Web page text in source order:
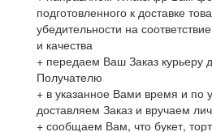
подготовленного к доставке
убедительности на
и качества
+ передаем Ваш Заказ курьеру
Получателю
+ в указанное Вами время и по
доставляем Заказ и вручаем
+ сообщаем Вам, что букет,